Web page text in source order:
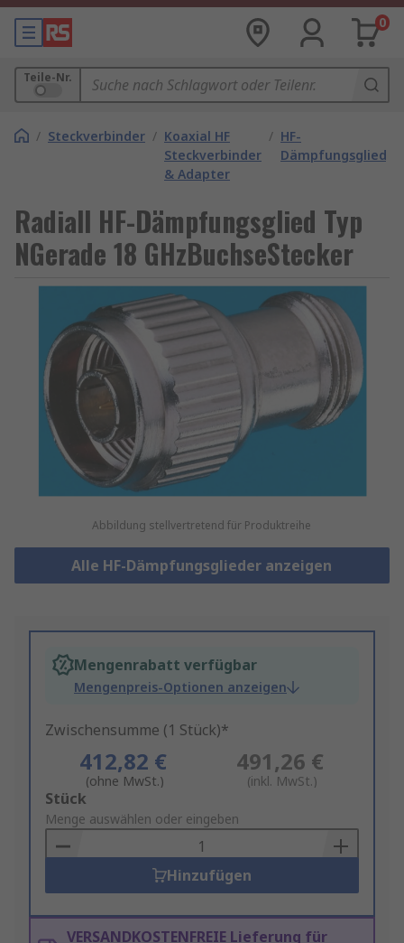
0
Teile-Nr.
/ Steckverbinder / Koaxial HF
Steckverbinder
& Adapter
/ HF-
Dämpfungsglieder
Radiall HF-Dämpfungsglied Typ
NGerade 18 GHzBuchseStecker
Abbildung stellvertretend für Produktreihe
Alle HF-Dämpfungsglieder anzeigen
Mengenrabatt verfügbar
Mengenpreis-Optionen anzeigen
Zwischensumme (1 Stück)*
412,82 €
(ohne MwSt.)
491,26 €
(inkl. MwSt.)
Add
to
Basket
Stück
Menge auswählen oder eingeben
Hinzufügen
VERSANDKOSTENFREIE Lieferung für